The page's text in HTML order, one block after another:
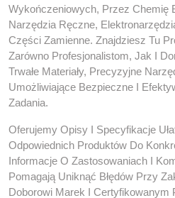
Wykończeniowych, Przez Chemię
Narzędzia Ręczne,
Części Zamienne. Znajdziesz Tu
Zarówno Profesjonalistom, Jak I
Trwałe Materiały, Precyzyjne
Umożliwiające Bezpieczne I
Zadania.
Oferujemy Opisy I Specyfikacje
Odpowiednich Produktów Do
Informacje O Zastosowaniach I
Pomagają Uniknąć Błędów Przy
Doborowi Marek I